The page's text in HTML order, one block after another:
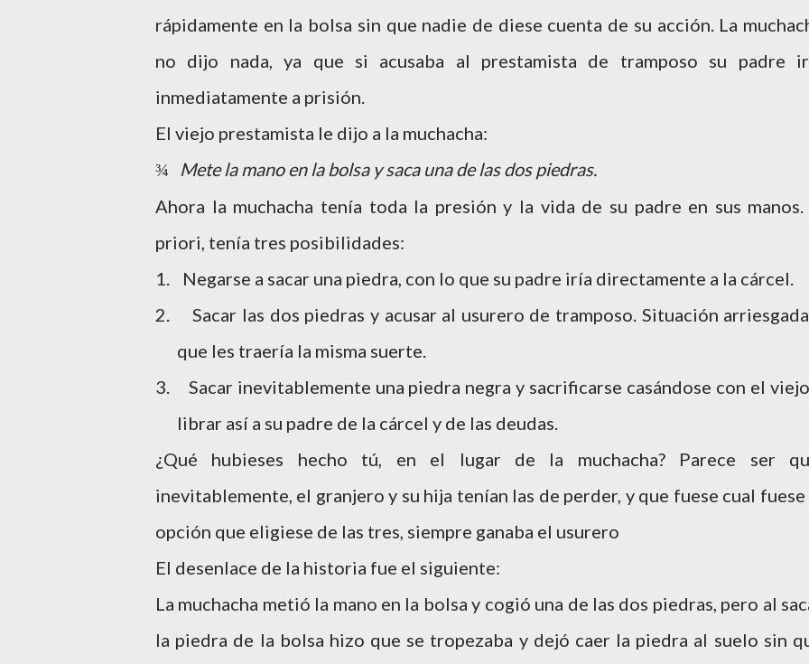
rápidamente en la bolsa sin que nadie de diese cuenta de su acción. La
no dijo nada, ya que si acusaba al prestamista de tramposo su padre
inmediatamente a prisión.
El viejo prestamista le dijo a la muchacha:
¾
Mete la mano en la bolsa y saca una de las dos piedras.
Ahora la muchacha tenía toda la presión y la vida de su padre en sus manos.
priori, tenía tres posibilidades:
1.
Negarse a sacar una piedra, con lo que su padre iría directamente a la cárcel.
2.
Sacar las dos piedras y acusar al usurero de tramposo. Situación
que les traería la misma suerte.
3.
Sacar inevitablemente una piedra negra y sacrificarse casándose con el
librar así a su padre de la cárcel y de las deudas.
¿Qué hubieses hecho tú, en el lugar de la muchacha? Parece ser
inevitablemente, el granjero y su hija tenían las de perder, y que fuese cual fuese
opción que eligiese de las tres, siempre ganaba el usurero
El desenlace de la historia fue el siguiente:
La muchacha metió la mano en la bolsa y cogió una de las dos piedras, pero al
la piedra de la bolsa hizo que se tropezaba y dejó caer la piedra al suelo sin